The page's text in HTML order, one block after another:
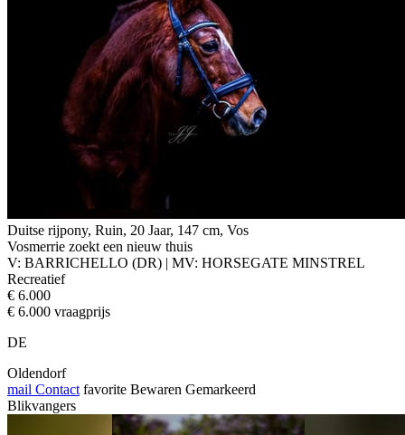
Duitse rijpony, Ruin, 20 Jaar, 147 cm, Vos
Vosmerrie zoekt een nieuw thuis
V: BARRICHELLO (DR) | MV: HORSEGATE MINSTREL
Recreatief
€ 6.000
€ 6.000 vraagprijs
DE
Oldendorf
mail Contact favorite Bewaren Gemarkeerd
Blikvangers